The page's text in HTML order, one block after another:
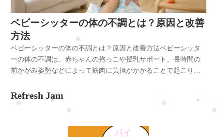
ださい。プライバシーポリシーにご同意の上、お問い合わせ内
容の確認に進んでください。
スはとても大切です。筋肉の緊張や姿勢バランスを整えること
で、体への負担を減らすことができます。まとめ アロマセラピ
ストは前かがみ姿勢や腕を使う施術動作が多く、肩こりや腰痛
などの体の不調が起こりやすい職業です。特に僧帽筋や肩甲挙
筋、小胸筋の緊張が原因となり姿勢バランスが崩れることがあ
ります。ストレッチや姿勢改善、整体による体のケアを行うこ
とで不調の予防と改善につながります。初めての方はまずこち
てみるお申し込み方法はこちら・ホットペッパービューティ
ー…予約可・LINE公式…予約・トークでやり取り・お得情報・
WEB予約…予約可※掲載サイトによって料金やコースが違いま
る質問Q:モデルはなぜ肩こりになりやすいのですか？A：撮影時
のポージングや長時間の立ち姿勢によって肩周囲の筋肉が緊張
するためです。特に僧帽筋や肩甲挙筋が硬くなることで血流が
低下し、肩こりが起こりやすくなります。Q:ヒールは腰痛の原
因になりますか？A：ヒールは骨盤が前傾しやすく腰に負担がか
かるため、長時間の着用は腰痛の原因になることがあります。
ンスや骨盤の位置を整えることで姿勢が安定し、美しい姿勢を
保ちやすくなります。まとめモデルの仕事は美しい姿勢が求め
勢やヒールによって肩こりや腰痛が起こりやすくなります。日
痛・腕のしびれ・疲労感の増加筋肉の緊張が続くと血流が悪く
なり、疲労物質がたまりやすくなるため不調が慢性化しやすく
なります。改善方法保育士の体の不調を改善するためには、日
常の体の使い方を見直すことが大切です。・抱っこは膝を使っ
て持ち上げる・背中を丸めない姿勢を意識する・肩甲骨を動か
すストレッチ・首や肩の軽い体操・入浴で血流を良くする肩甲
骨周りを動かすことで僧帽筋や肩甲挙筋の緊張が緩み、肩こり
肉の緊張を緩めながら、姿勢バランスを整える施術を行いま
す。例えば・肩甲骨の可動域調整・背骨のバランス調整・骨盤
らすサポートができます。保育士の仕事は体を使う場面が多い
調につながりやすい動作です。幼稚園教諭に多い体の不調 幼稚
園教諭の体には、日常の保育活動によって様々な負担がかかり
ます。例えば・園児を抱き上げる・床に座っての遊び・制作活
動のサポート・掃除や準備作業このような動作では・僧帽筋・
肩甲挙筋・小胸筋などの筋肉が緊張しやすくなります。これら
の筋肉が硬くなると肩甲骨の動きが悪くなり、肩こりや首こり
が起こりやすくなります。なぜ体の不調が起きやすいのか 幼稚
す。主な原因・抱っこによる腰への負担・中腰姿勢の多さ・前
かがみ姿勢・長時間の立ち仕事・腕や肩の使い過ぎこれらの姿
ランスの崩れなどが起こります。猫背姿勢になると胸の筋肉で
ベビーシッターの体の不調とは？原因と改善
方法
ベビーシッターの体の不調とは？原因と改善方法ベビーシッタ
ーの体の不調は、赤ちゃんの抱っこや授乳サポート、長時間の
前かがみ姿勢などによって筋肉に負担がかかることで起こりま
感じやすい不調です。体の使い方や姿勢を見直すことで、これ
らの不調は予防や改善につながります。ベビーシッターの体の
中心に体を使う動作が多い職業です。日常の業務では次のよう
Refresh Jam